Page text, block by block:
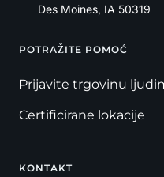
Des Moines, IA 50319
Footer
POTRAŽITE POMOĆ
Prijavite trgovinu
Certificirane lokacije
KONTAKT